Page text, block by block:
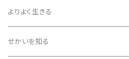
同人誌・リトルプレス
雑誌
エッセイ
同人誌・リトルプレス
評論・鑑賞
エッセイ
よりよく生きる
せかいを知る